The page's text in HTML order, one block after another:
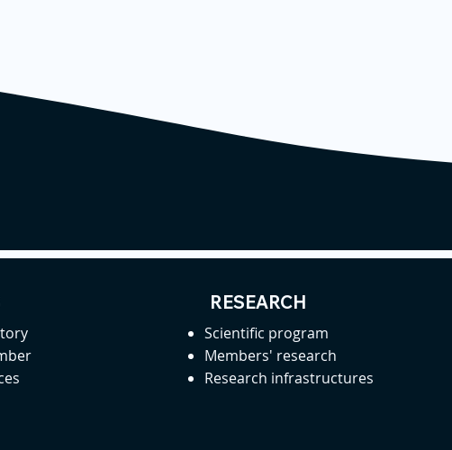
RESEARCH
Scientific program
Members' research
Research infrastructures